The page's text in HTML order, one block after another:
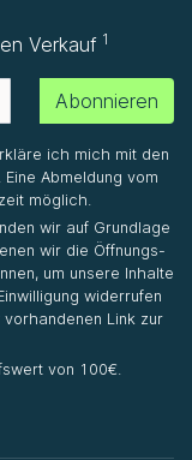
Verkauf1
Abonnieren
ich mich mit den
Abmeldung vom
möglich.
wir auf Grundlage
wir die Öffnungs-
um unsere Inhalte
widerrufen
Link zur
von 100€.